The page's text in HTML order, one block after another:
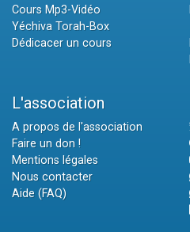
Cours Mp3-Vidéo
Yéchiva Torah-Box
Dédicacer un cours
L'association
A propos de l'association
Faire un don !
Mentions légales
Nous contacter
Aide (FAQ)